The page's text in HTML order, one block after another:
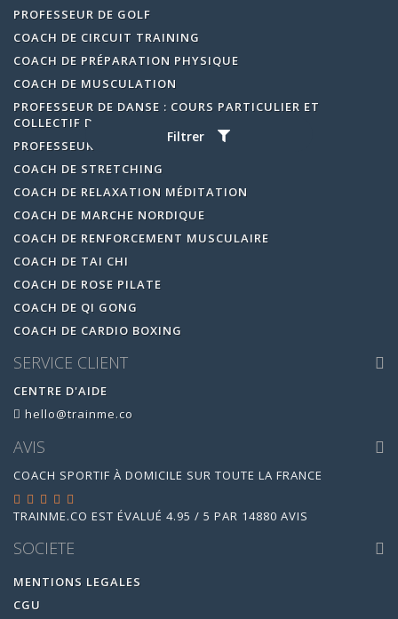
Filtrer
PROFESSEUR DE GOLF
COACH DE CIRCUIT TRAINING
COACH DE PRÉPARATION PHYSIQUE
COACH DE MUSCULATION
PROFESSEUR DE DANSE : COURS PARTICULIER ET
COLLECTIF DE DANSE
PROFESSEUR DE ZUMBA
COACH DE STRETCHING
COACH DE RELAXATION MÉDITATION
COACH DE MARCHE NORDIQUE
COACH DE RENFORCEMENT MUSCULAIRE
COACH DE TAI CHI
COACH DE ROSE PILATE
COACH DE QI GONG
COACH DE CARDIO BOXING
SERVICE CLIENT
CENTRE D'AIDE
hello@trainme.co
AVIS
COACH SPORTIF À DOMICILE SUR TOUTE LA FRANCE
TRAINME.CO EST ÉVALUÉ 4.95 / 5 PAR 14880 AVIS
SOCIETE
MENTIONS LEGALES
CGU